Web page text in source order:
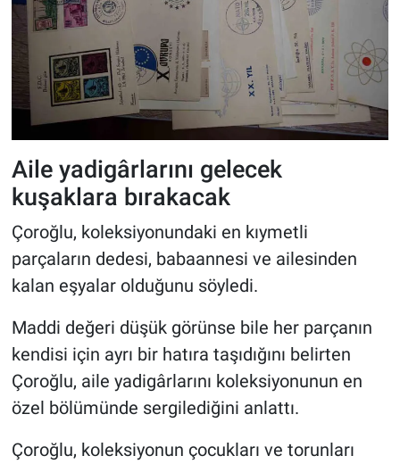
Aile yadigârlarını gelecek
kuşaklara bırakacak
Çoroğlu, koleksiyonundaki en kıymetli
parçaların dedesi, babaannesi ve ailesinden
kalan eşyalar olduğunu söyledi.
Maddi değeri düşük görünse bile her parçanın
kendisi için ayrı bir hatıra taşıdığını belirten
Çoroğlu, aile yadigârlarını koleksiyonunun en
özel bölümünde sergilediğini anlattı.
Çoroğlu, koleksiyonun çocukları ve torunları